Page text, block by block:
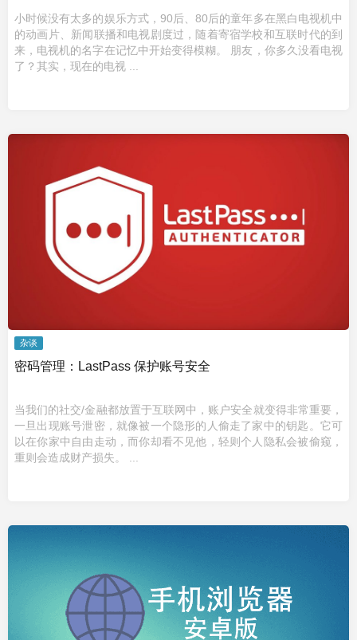
小时候没有太多的娱乐方式，90后、80后的童年多在黑白电视机中
的动画片、新闻联播和电视剧度过，随着寄宿学校和互联时代的到
来，电视机的名字在记忆中开始变得模糊。 朋友，你多久没看电视
了？其实，现在的电视 ...
杂谈
密码管理：LastPass 保护账号安全
当我们的社交/金融都放置于互联网中，账户安全就变得非常重要，
一旦出现账号泄密，就像被一个隐形的人偷走了家中的钥匙。它可
以在你家中自由走动，而你却看不见他，轻则个人隐私会被偷窥，
重则会造成财产损失。 ...